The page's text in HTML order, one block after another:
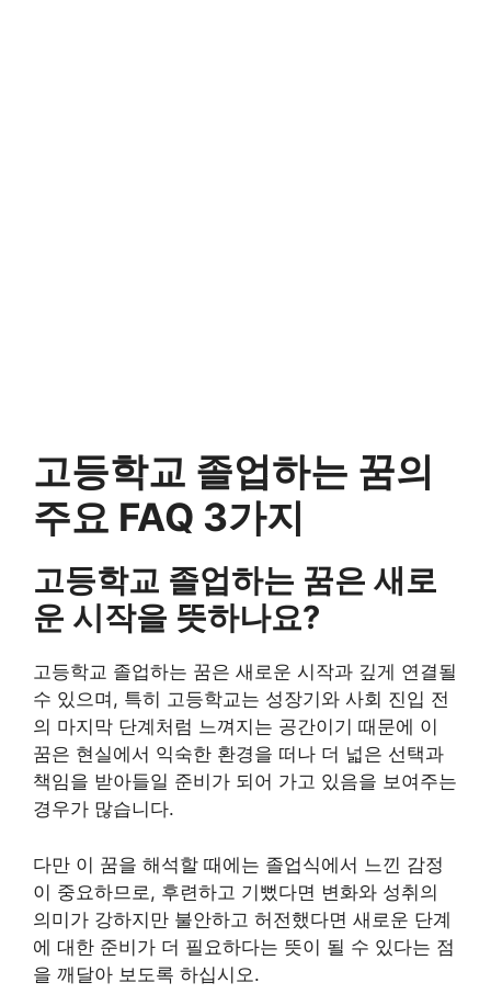
고등학교 졸업하는 꿈의
주요 FAQ 3가지
고등학교 졸업하는 꿈은 새로
운 시작을 뜻하나요?
고등학교 졸업하는 꿈은 새로운 시작과 깊게 연결될
수 있으며, 특히 고등학교는 성장기와 사회 진입 전
의 마지막 단계처럼 느껴지는 공간이기 때문에 이
꿈은 현실에서 익숙한 환경을 떠나 더 넓은 선택과
책임을 받아들일 준비가 되어 가고 있음을 보여주는
경우가 많습니다.
다만 이 꿈을 해석할 때에는 졸업식에서 느낀 감정
이 중요하므로, 후련하고 기뻤다면 변화와 성취의
의미가 강하지만 불안하고 허전했다면 새로운 단계
에 대한 준비가 더 필요하다는 뜻이 될 수 있다는 점
을 깨달아 보도록 하십시오.